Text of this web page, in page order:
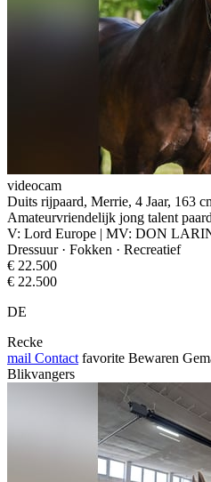
videocam
Duits rijpaard, Merrie, 4 Jaar, 163
Amateurvriendelijk jong talent paard
V: Lord Europe | MV: DON
Dressuur · Fokken · Recreatief
€ 22.500
€ 22.500
DE
Recke
mail Contact favorite Bewaren
Blikvangers